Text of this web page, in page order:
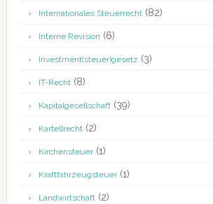
Internationales Steuerrecht(82)
Interne Revision (6)
Investment(steuer)gesetz (3)
IT-Recht(8)
Kapitalgesellschaft(39)
Kartellrecht(2)
Kirchensteuer(1)
Kraftfahrzeugsteuer(1)
Landwirtschaft(2)